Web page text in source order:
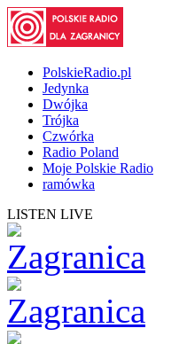
PolskieRadio.pl
Jedynka
Dwójka
Trójka
Czwórka
Radio Poland
Moje Polskie Radio
ramówka
LISTEN LIVE